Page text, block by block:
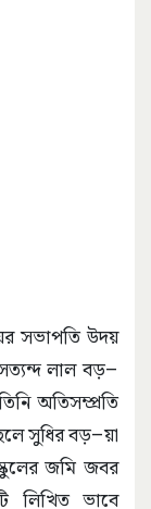
সভাপতি উদয়
লাল বড়–
অতিসম্প্রতি
সুধির বড়–য়া
জমি জবর
লিখিত ভাবে